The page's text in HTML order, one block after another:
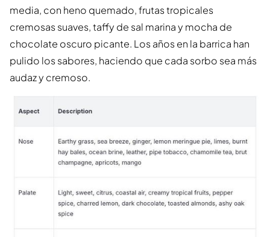
media, con heno quemado, frutas tropicales
cremosas suaves, taffy de sal marina y mocha de
chocolate oscuro picante. Los años en la barrica han
pulido los sabores, haciendo que cada sorbo sea más
audaz y cremoso.